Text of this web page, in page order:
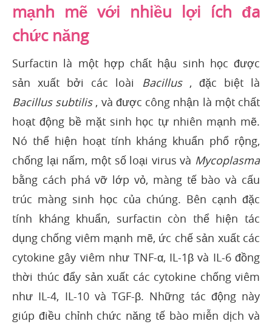
mạnh mẽ với nhiều lợi ích đa
chức năng
Surfactin là một hợp chất hậu sinh học được
sản xuất bởi các loài
Bacillus, đặc biệt là
Bacillus subtilis, và được công nhận là một chất
hoạt động bề mặt sinh học tự nhiên mạnh mẽ.
Nó thể hiện hoạt tính kháng khuẩn phổ rộng,
chống lại nấm, một số loại virus và Mycoplasma
bằng cách phá vỡ lớp vỏ, màng tế bào và cấu
trúc màng sinh học của chúng. Bên cạnh đặc
tính kháng khuẩn, surfactin còn thể hiện tác
dụng chống viêm mạnh mẽ, ức chế sản xuất các
cytokine gây viêm như TNF-α, IL-1β và IL-6 đồng
thời thúc đẩy sản xuất các cytokine chống viêm
như IL-4, IL-10 và TGF-β. Những tác động này
giúp điều chỉnh chức năng tế bào miễn dịch và